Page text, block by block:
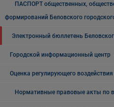
ПАСПОРТ общественных,
формирований Беловского
Электронный бюллетень
Городской информационный центр
Оценка регулирующего
Нормативные правовые акты по